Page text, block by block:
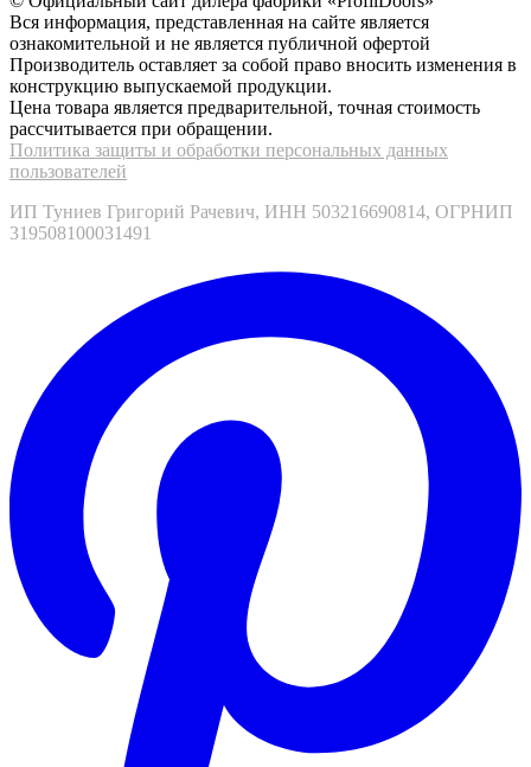
Вся информация, представленная на сайте является
ознакомительной и не является публичной офертой
Производитель оставляет за собой право вносить изменения в
конструкцию выпускаемой продукции.
Цена товара является предварительной, точная стоимость
рассчитывается при обращении.
Политика защиты и обработки персональных данных
пользователей
ИП Туниев Григорий Рачевич, ИНН 503216690814, ОГРНИП
319508100031491